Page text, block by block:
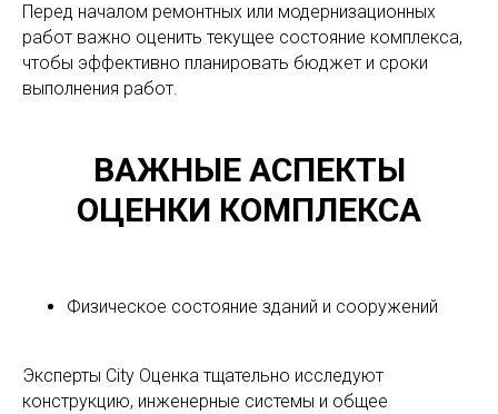
Перед началом ремонтных или модернизационных
работ важно оценить текущее состояние комплекса,
чтобы эффективно планировать бюджет и сроки
выполнения работ.
ВАЖНЫЕ АСПЕКТЫ
ОЦЕНКИ КОМПЛЕКСА
Физическое состояние зданий и сооружений
Эксперты City Оценка тщательно исследуют
конструкцию, инженерные системы и общее